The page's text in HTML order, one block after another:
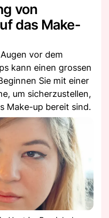
von
das Make-
vor dem
kann einen grossen
Sie mit einer
um sicherzustellen,
Make-up bereit sind.